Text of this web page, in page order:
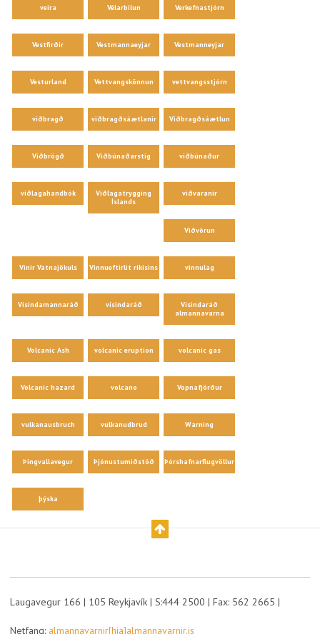
veira Vélarbilun Verkefnastjórn
Vestfirðir Vestmannaeyjar Vestmanneyjar
Vesturland Vettvangskönnun vettvangsstjórn
viðbragð viðbragðsáætlanir Viðbragðsáætlun
Viðbrögð Viðbúnaðarstig viðbúnaður
viðlagahandbók
Viðlagatrygging
Íslands
viðvaranir
Viðvörun
Vinir Vatnajökuls Vinnueftirlit ríkisins vinnulag
Vísindamannaráð vísindaráð
Vísindaráð
almannavarna
Volcanic Ash volcanic eruption volcanic gas
Volcanic hazard volcano Vopnafjörður
vulkanausbruch vulkanudbrud Warning
Þingvallavegur Þjónustumiðstöð Þórshafnarflugvöllur
þýska
Laugavegur 166 | 105 Reykjavík | S:444 2500 | Fax: 562 2665 |
Netfang: almannavarnir[hja]almannavarnir.is